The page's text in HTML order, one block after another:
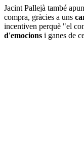
Jacint Pallejà també
compra, gràcies a uns
incentiven perquè "el
d'emocions i ganes de